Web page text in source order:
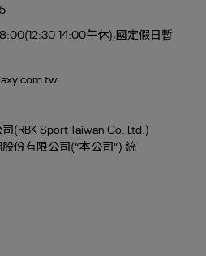
14:00午休),國定假日暫
(RBK Sport Taiwan Co. Ltd.)
份有限公司(“本公司”) 統